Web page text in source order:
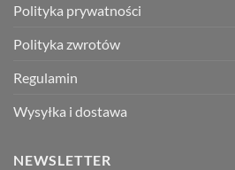
Polityka prywatności
Polityka zwrotów
Regulamin
Wysyłka i dostawa
NEWSLETTER